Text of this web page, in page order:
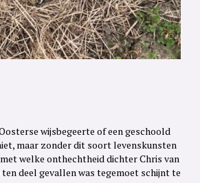
wijsbegeerte of een geschoold
maar zonder dit soort levenskunsten
welke onthechtheid dichter Chris van
deel gevallen was tegemoet schijnt te